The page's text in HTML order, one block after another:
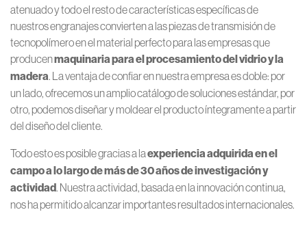
atenuado y todo el resto de características específicas de
nuestros engranajes convierten a las piezas de transmisión de
tecnopolímero en el material perfecto para las empresas que
producenmaquinaria para el procesamiento del vidrio y la
madera. La ventaja de confiar en nuestra empresa es doble: por
un lado, ofrecemos un amplio catálogo de soluciones estándar, por
otro, podemos diseñar y moldear el producto íntegramente a partir
del diseño del cliente.
Todo esto es posible gracias a laexperiencia adquirida en el
campo a lo largo de más de 30 años de investigación y
actividad. Nuestra actividad, basada en la innovación continua,
nos ha permitido alcanzar importantes resultados internacionales.